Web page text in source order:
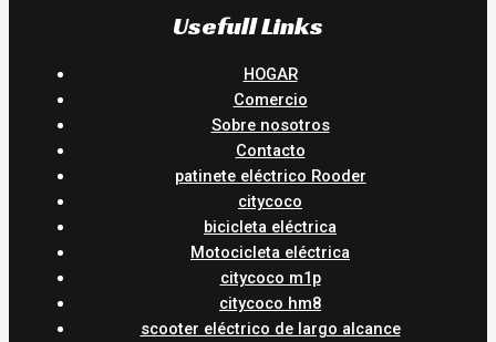
Usefull Links
HOGAR
Comercio
Sobre nosotros
Contacto
patinete eléctrico Rooder
citycoco
bicicleta eléctrica
Motocicleta eléctrica
citycoco m1p
citycoco hm8
scooter eléctrico de largo alcance